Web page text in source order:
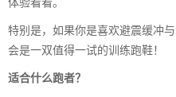
体验看看。
特别是，如果你是喜欢避震缓冲
会是一双值得一试的训练跑鞋！
适合什么跑者？